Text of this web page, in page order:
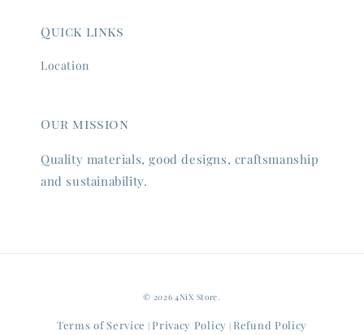
Quick links
Location
Our mission
Quality materials, good designs, craftsmanship
and sustainability.
© 2026 4NiX Store.
Terms of Service | Privacy Policy | Refund Policy